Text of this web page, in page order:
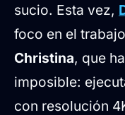
¿Dónde puedo
sucio. Esta vez,
foco en el
Christina, que
imposible:
con resolución